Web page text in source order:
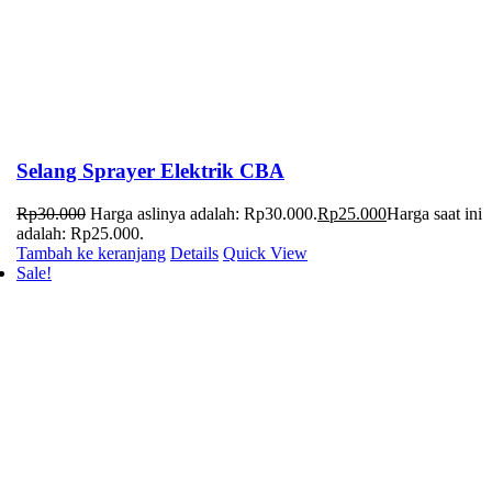
Selang Sprayer Elektrik CBA
Rp30.000 Harga aslinya adalah: Rp30.000.Rp25.000Harga saat ini
adalah: Rp25.000.
Tambah ke keranjang Details Quick View
Sale!